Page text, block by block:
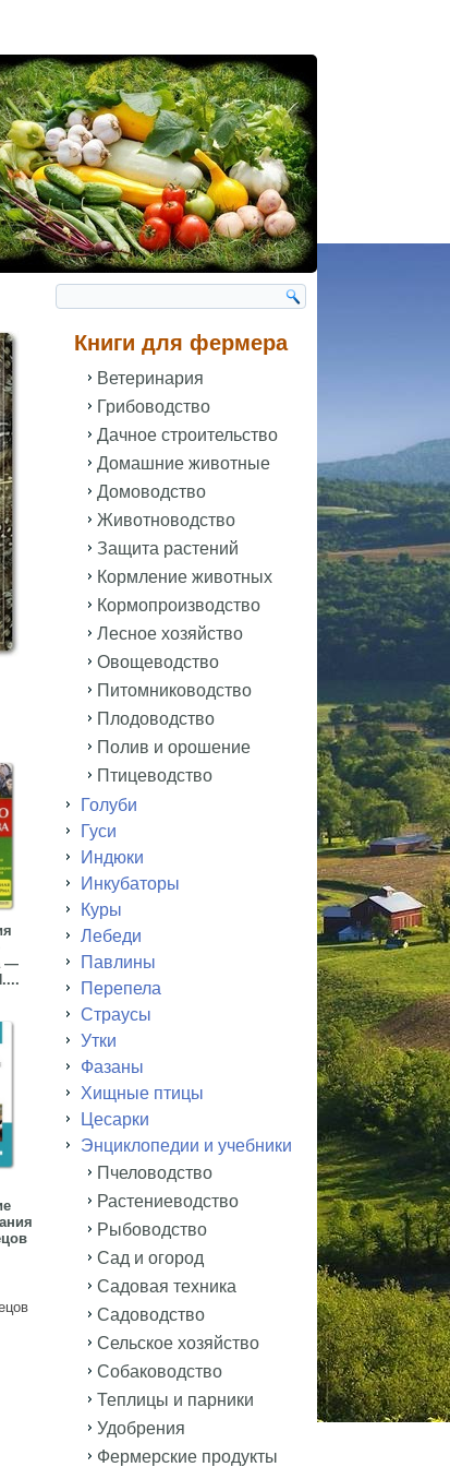
—
Книги для фермера
Ветеринария
Грибоводство
Дачное строительство
Домашние животные
Домоводство
Животноводство
Защита растений
Кормление животных
Кормопроизводство
Лесное хозяйство
Овощеводство
Питомниководство
Плодоводство
Полив и орошение
Птицеводство
Голуби
Гуси
Индюки
Инкубаторы
Куры
Лебеди
Павлины
Перепела
Страусы
Утки
Фазаны
Хищные птицы
Цесарки
Энциклопедии и учебники
Пчеловодство
Растениеводство
Рыбоводство
Сад и огород
Садовая техника
Садоводство
Сельское хозяйство
Собаководство
Теплицы и парники
Удобрения
Фермерские продукты